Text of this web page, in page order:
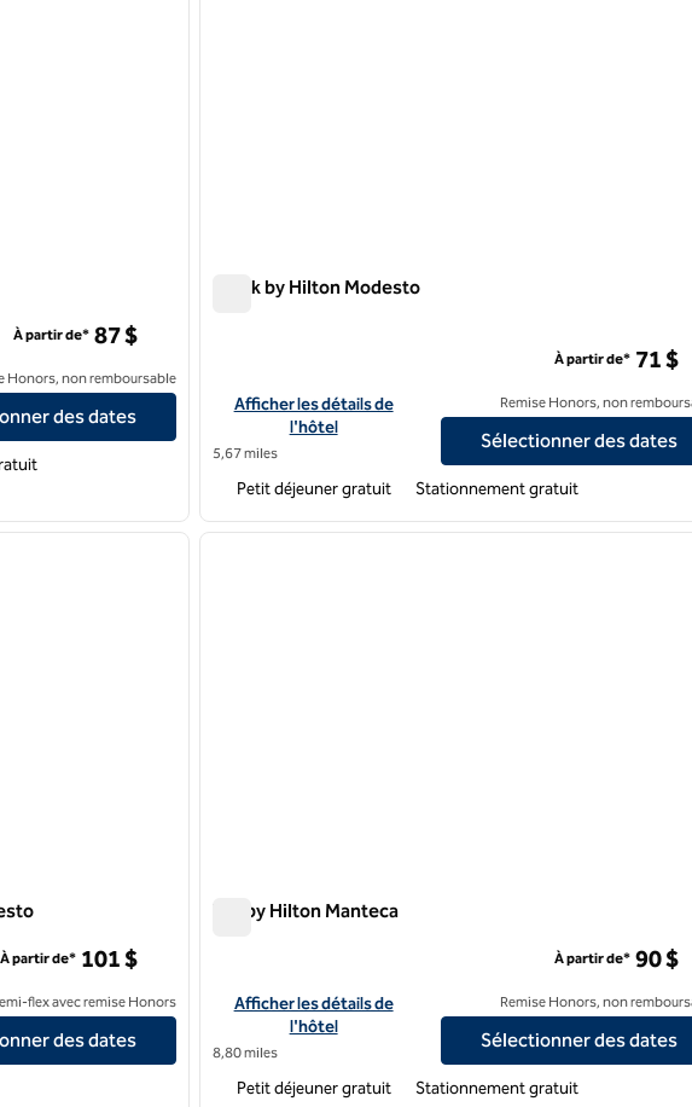
Suites Modesto-Salida
À partir de* 87 $
Honors, non remboursable
des dates
Spark by Hilton Modesto
Afficher les détails de l'hôtel pour Spark by Hilton Modesto
Afficher les détails de
l'hôtel
5,67 miles
À partir de* 71 $
Remise Honors, non
Sélectionner des dates
Petit déjeuner gratuit Stationnement gratuit
image suivante
Hilton Hotel Modesto
À partir de* 101 $
flex avec remise Honors
des dates
1 sur 12
Tru by Hilton Manteca
Afficher les détails de l'hôtel Tru by Hilton Manteca
Afficher les détails de
l'hôtel
8,80 miles
À partir de* 90 $
Remise Honors, non
Sélectionner des dates
Petit déjeuner gratuit Stationnement gratuit